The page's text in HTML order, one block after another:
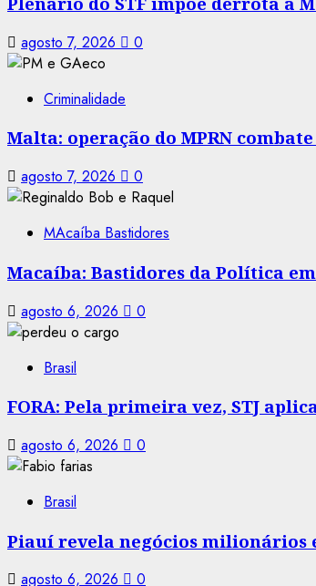
agosto 7, 2026 0
Criminalidade
Malta: operação do MPRN
agosto 7, 2026 0
MAcaíba Bastidores
Macaíba: Bastidores da Política
agosto 6, 2026 0
Brasil
FORA: Pela primeira vez, STJ
agosto 6, 2026 0
Brasil
Piauí revela negócios milionários
agosto 6, 2026 0